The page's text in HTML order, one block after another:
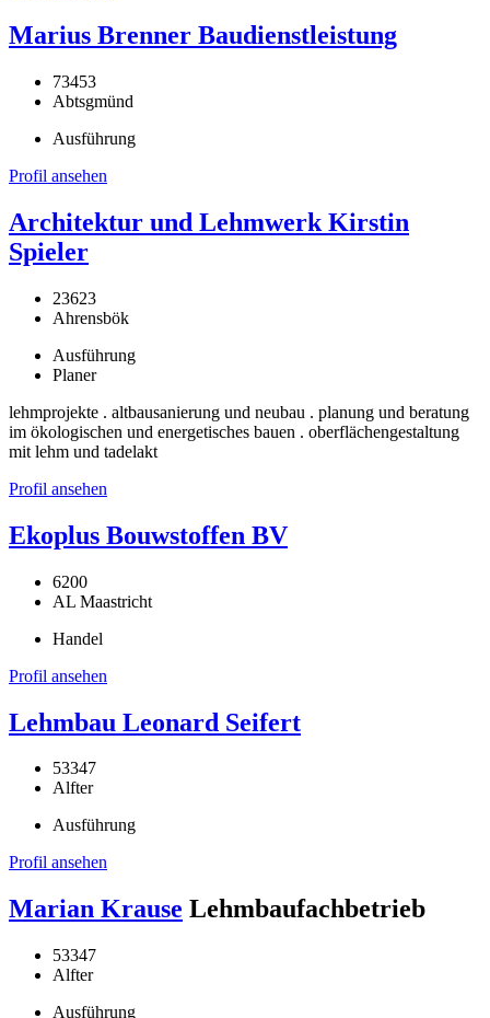
Marius Brenner Baudienstleistung
73453
Abtsgmünd
Ausführung
Profil ansehen
Architektur und Lehmwerk Kirstin
Spieler
23623
Ahrensbök
Ausführung
Planer
lehmprojekte . altbausanierung und neubau . planung und beratung
im ökologischen und energetisches bauen . oberflächengestaltung
mit lehm und tadelakt
Profil ansehen
Ekoplus Bouwstoffen BV
6200
AL Maastricht
Handel
Profil ansehen
Lehmbau Leonard Seifert
53347
Alfter
Ausführung
Profil ansehen
Marian Krause Lehmbaufachbetrieb
53347
Alfter
Ausführung